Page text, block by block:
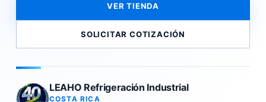
VER TIENDA
SOLICITAR COTIZACIÓN
LEAHO Refrigeración Industrial
COSTA RICA